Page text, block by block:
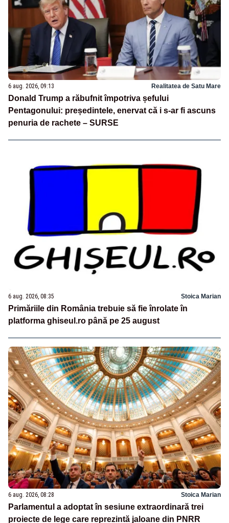
6 aug. 2026, 09:13 Realitatea de Satu Mare
Donald Trump a răbufnit împotriva șefului
Pentagonului: președintele, enervat că i s-ar fi ascuns
penuria de rachete – SURSE
6 aug. 2026, 08:35 Stoica Marian
Primăriile din România trebuie să fie înrolate în
platforma ghiseul.ro până pe 25 august
6 aug. 2026, 08:28 Stoica Marian
Parlamentul a adoptat în sesiune extraordinară trei
proiecte de lege care reprezintă jaloane din PNRR